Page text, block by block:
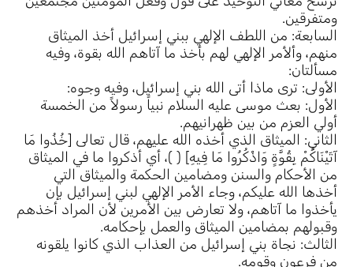
ومتفرقين.
السابعة: من اللطف الإلهي ببني إسرائيل أخذ الميثاق
منهم، وألأمر الإلهي لهم بأخذ ما آتاهم الله بقوة، وفيه
مسألتان:
الأولى: ترى ماذا أتى الله بني إسرائيل، وفيه وجوه:
الأول: بعث موسى عليه السلام نبياً رسولاً من الخمسة
أولي العزم من بين ظهرانيهم.
الثاني: الميثاق الذي أخذه الله عليهم، قال تعالى [خُذُوا مَا
آتَيْنَاكُمْ بِقُوَّةٍ وَاذْكُرُوا مَا فِيهِ] ( )، أي أذكروا ما في الميثاق
من الأحكام والسنن ومضامين الحكمة والميثاق التي
أخذها الله عليكم، وجاء الأمر الإلهي لبني إسرائيل بإن
يأخذوا ما آتاهم، ولا تعارض بين الأمرين لأن المراد أخذهم
وقبولهم بمضامين الميثاق والعمل بإحكامه.
الثالث: نجاة بني إسرائيل من العذاب الذي كانوا يلقونه
من فرعون وقومه.